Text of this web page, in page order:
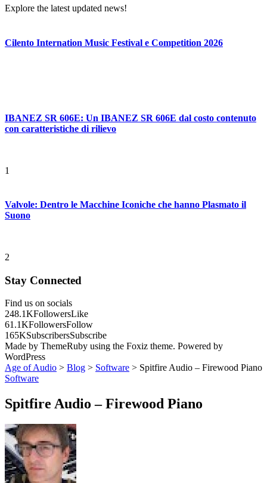
Explore the latest updated news!
Cilento Internation Music Festival e Competition 2026
IBANEZ SR 606E: Un IBANEZ SR 606E dal costo contenuto
con caratteristiche di rilievo
1
Valvole: Dentro le Macchine Iconiche che hanno Plasmato il
Suono
2
Stay Connected
Find us on socials
248.1KFollowersLike
61.1KFollowersFollow
165KSubscribersSubscribe
Made by ThemeRuby using the Foxiz theme. Powered by
WordPress
Age of Audio > Blog > Software > Spitfire Audio – Firewood Piano
Software
Spitfire Audio – Firewood Piano